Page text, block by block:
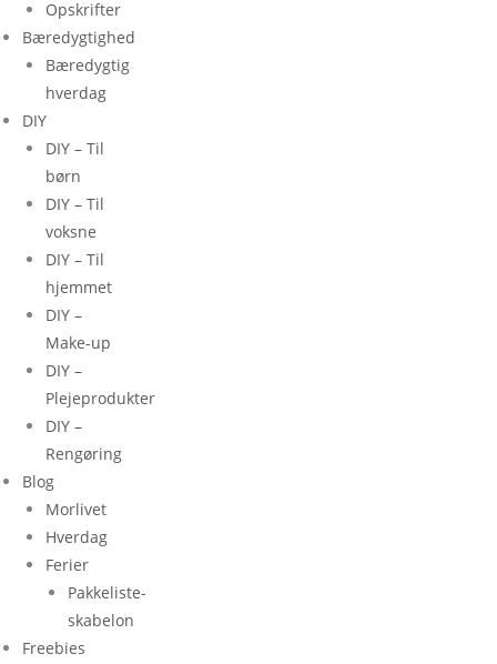
Opskrifter
Bæredygtighed
Bæredygtig
hverdag
DIY
DIY – Til
børn
DIY – Til
voksne
DIY – Til
hjemmet
DIY –
Make-up
DIY –
Plejeprodukter
DIY –
Rengøring
Blog
Morlivet
Hverdag
Ferier
Pakkeliste-
skabelon
Freebies